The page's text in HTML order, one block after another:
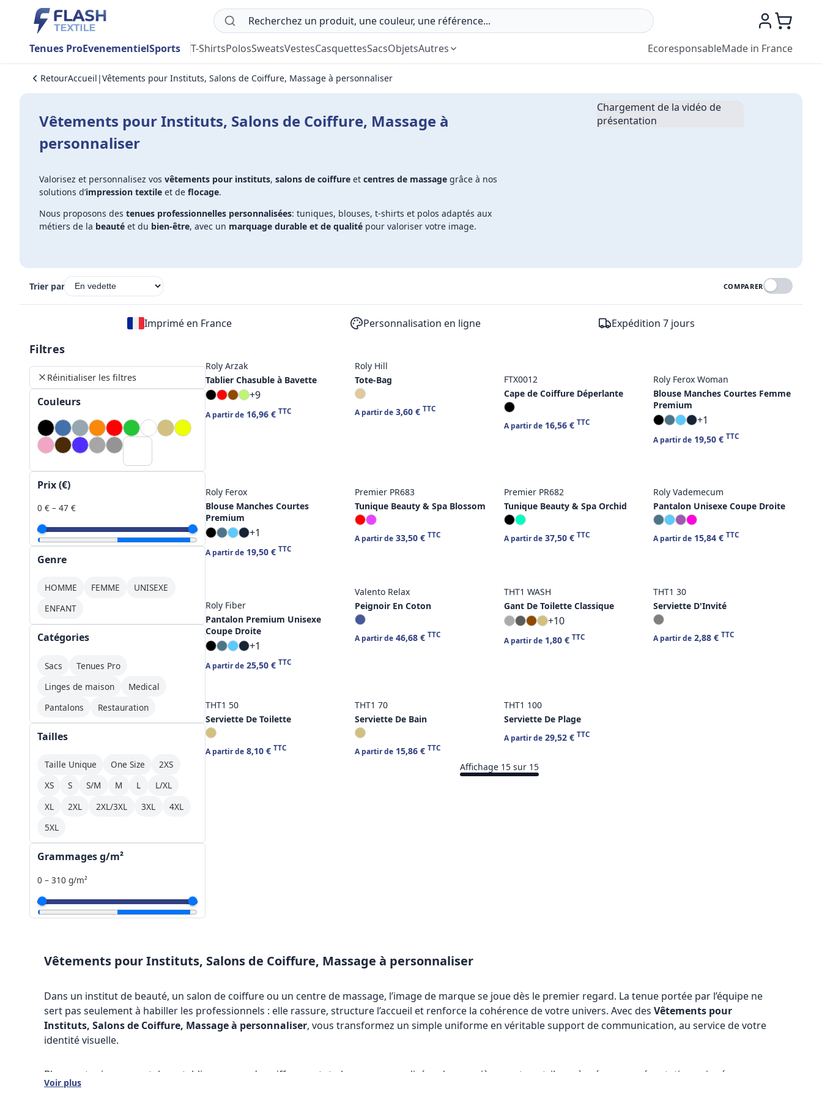
Tenues ProEvenementielSports T-ShirtsPolosSweatsVestesCasquettesSacsObjetsAutres EcoresponsableMade in France
RetourAccueil |Vêtements pour Instituts, Salons de Coiffure, Massage à personnaliser
Chargement de la vidéo de
présentation
Vêtements pour Instituts, Salons de Coiffure, Massage à
personnaliser
Valorisez et personnalisez vos vêtements pour instituts, salons de coiffure et centres de massage grâce à nos
solutions d’impression textile et de flocage.
Nous proposons des tenues professionnelles personnalisées: tuniques, blouses, t-shirts et polos adaptés aux
métiers de la beauté et du bien-être, avec un marquage durable et de qualité pour valoriser votre image.
Trier par COMPARER
Imprimé en France Personnalisation en ligne Expédition 7 jours
Filtres
Réinitialiser les filtres
Couleurs
Prix (€)
0 € – 47 €
Genre
HOMME FEMME
UNISEXE
ENFANT
Catégories
Sacs
Tenues Pro
Linges de maison
Medical
Pantalons
Restauration
Tailles
Taille Unique One Size
2XS
XS
S S/M M L
L/XL
XL
2XL 2XL/3XL 3XL
4XL
5XL
Grammages g/m²
0 – 310 g/m²
Roly Arzak
Tablier Chasuble à Bavette
+9
A partir de 16,96 € TTC
Roly Hill
Tote-Bag
A partir de 3,60 € TTC
FTX0012
Cape de Coiffure Déperlante
A partir de 16,56 € TTC
Roly Ferox Woman
Blouse Manches Courtes Femme
Premium
+1
A partir de 19,50 € TTC
Roly Ferox
Blouse Manches Courtes
Premium
+1
A partir de 19,50 € TTC
Premier PR683
Tunique Beauty & Spa Blossom
A partir de 33,50 € TTC
Premier PR682
Tunique Beauty & Spa Orchid
A partir de 37,50 € TTC
Roly Vademecum
Pantalon Unisexe Coupe Droite
A partir de 15,84 € TTC
Roly Fiber
Pantalon Premium Unisexe
Coupe Droite
+1
A partir de 25,50 € TTC
Valento Relax
Peignoir En Coton
A partir de 46,68 € TTC
THT1 WASH
Gant De Toilette Classique
+10
A partir de 1,80 € TTC
THT1 30
Serviette D'Invité
A partir de 2,88 € TTC
THT1 50
Serviette De Toilette
A partir de 8,10 € TTC
THT1 70
Serviette De Bain
A partir de 15,86 € TTC
THT1 100
Serviette De Plage
A partir de 29,52 € TTC
Affichage 15 sur 15
Vêtements pour Instituts, Salons de Coiffure, Massage à personnaliser
Dans un institut de beauté, un salon de coiffure ou un centre de massage, l’image de marque se joue dès le premier regard. La tenue portée par l’équipe ne
sert pas seulement à habiller les professionnels : elle rassure, structure l’accueil et renforce la cohérence de votre univers. Avec des Vêtements pour
Instituts, Salons de Coiffure, Massage à personnaliser, vous transformez un simple uniforme en véritable support de communication, au service de votre
identité visuelle.
Blouses, tuniques, pantalons, tabliers, capes de coiffure ou tote-bags personnalisés : chaque pièce peut contribuer à créer une présentation soignée,
homogène et mémorable. Grâce à l’impression textile et au flocage, vous valorisez votre établissement tout en offrant à vos équipes des vêtements
Voir plus